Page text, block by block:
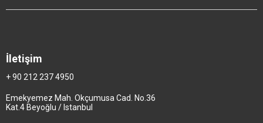
İletişim
+ 90 212 237 4950
Emekyemez Mah. Okçumusa Cad. No.36
Kat.4 Beyoğlu / Istanbul